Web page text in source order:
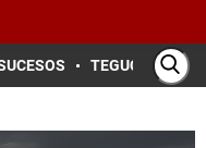
TEGUCIGALPA